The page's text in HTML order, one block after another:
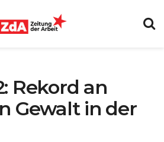
Rekord an
Gewalt in der